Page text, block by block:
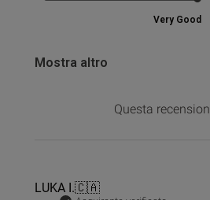
Very Good
Mostra altro
Questa
LUKA I.🇨🇦